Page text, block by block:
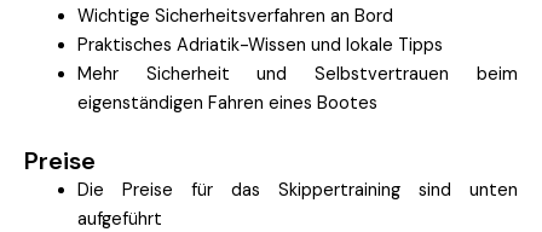
Wichtige Sicherheitsverfahren an Bord
Praktisches Adriatik-Wissen und lokale Tipps
Mehr Sicherheit und Selbstvertrauen beim
eigenständigen Fahren eines Bootes
Preise
Die Preise für das Skippertraining sind unten
aufgeführt